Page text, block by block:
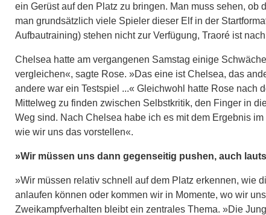
ein Gerüst auf den Platz zu bringen. Man muss sehen,
man grundsätzlich viele Spieler dieser Elf in der
Aufbautraining) stehen nicht zur Verfügung, Traoré ist
Chelsea hatte am vergangenen Samstag einige
vergleichen«, sagte Rose. »Das eine ist Chelsea, das
andere war ein Testspiel ...« Gleichwohl hatte Rose nach
Mittelweg zu finden zwischen Selbstkritik, den Finger in
Weg sind. Nach Chelsea habe ich es mit dem Ergebnis
wie wir uns das vorstellen«.
»Wir müssen uns dann gegenseitig pushen, auch
»Wir müssen relativ schnell auf dem Platz erkennen, wie
anlaufen können oder kommen wir in Momente, wo wir
Zweikampfverhalten bleibt ein zentrales Thema. »Die